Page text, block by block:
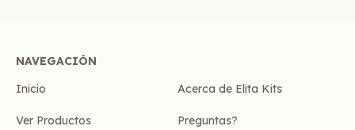
NAVEGACIÓN
Inicio
Acerca de Elita Kits
Ver Productos Preguntas?